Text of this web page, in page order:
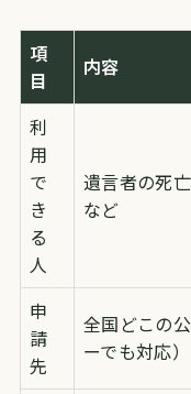
項
目
内容
利
用
で
き
る
人
遺言者の死
など
申
請
先
全国どこの
ーでも対応）